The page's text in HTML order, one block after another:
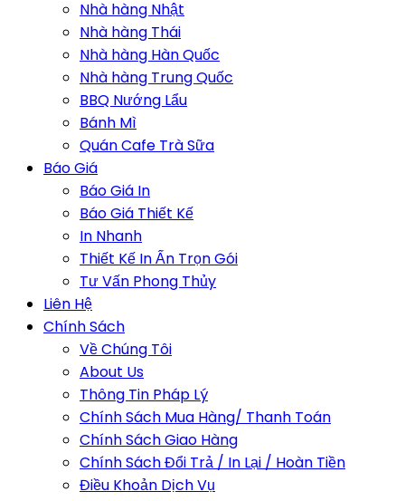
Nhà hàng Nhật
Nhà hàng Thái
Nhà hàng Hàn Quốc
Nhà hàng Trung Quốc
BBQ Nướng Lẩu
Bánh Mì
Quán Cafe Trà Sữa
Báo Giá
Báo Giá In
Báo Giá Thiết Kế
In Nhanh
Thiết Kế In Ấn Trọn Gói
Tư Vấn Phong Thủy
Liên Hệ
Chính Sách
Về Chúng Tôi
About Us
Thông Tin Pháp Lý
Chính Sách Mua Hàng/ Thanh Toán
Chính Sách Giao Hàng
Chính Sách Đổi Trả / In Lại / Hoàn Tiền
Điều Khoản Dịch Vụ